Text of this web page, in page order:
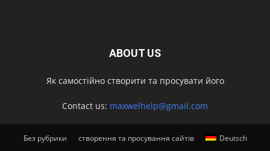
ABOUT US
Як самостійно створити та просувати його
Contact us: maxwelhelp@gmail.com
Без рубрики створення та просування сайтів Deutsch